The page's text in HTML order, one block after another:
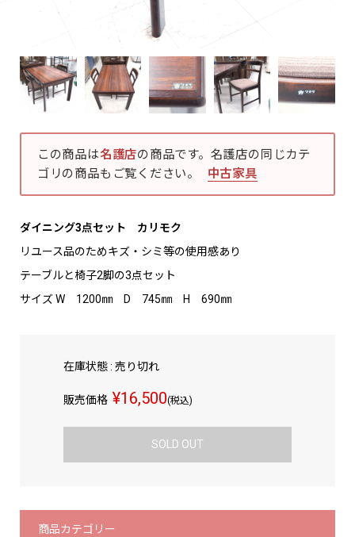
この商品は名護店の商品です。名護店の同じカテ
ゴリの商品もご覧ください。
中古家具
ダイニング3点セット カリモク
リユース品のためキズ・シミ等の使用感あり
テーブルと椅子2脚の3点セット
サイズ W 1200㎜ D 745㎜ H 690㎜
在庫状態 : 売り切れ
販売価格 ¥16,500(税込)
SOLD OUT
商品カテゴリー